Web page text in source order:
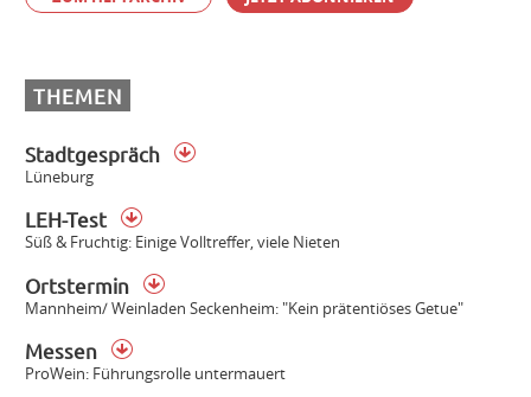
THEMEN
Stadtgespräch
Lüneburg
LEH-Test
Süß & Fruchtig: Einige Volltreffer, viele Nieten
Ortstermin
Mannheim/ Weinladen Seckenheim: "Kein prätentiöses Getue"
Messen
ProWein: Führungsrolle untermauert